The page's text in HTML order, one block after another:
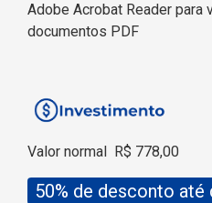
Adobe Acrobat Reader para
documentos PDF
Valor normal R$ 778,00
50% de desconto